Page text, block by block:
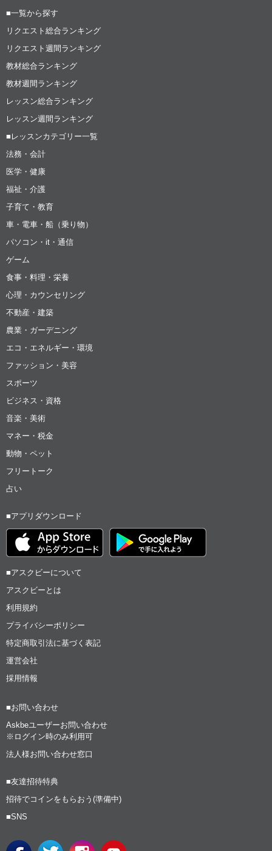
■一覧から探す
リクエスト総合ランキング
リクエスト週間ランキング
教材総合ランキング
教材週間ランキング
レッスン総合ランキング
レッスン週間ランキング
■レッスンカテゴリー一覧
法務・会計
医学・健康
福祉・介護
子育て・教育
車・電車・船（乗り物）
パソコン・it・通信
ゲーム
食事・料理・栄養
心理・カウンセリング
不動産・建築
農業・ガーデニング
エコ・エネルギー・環境
ファッション・美容
スポーツ
ビジネス・資格
音楽・美術
マネー・税金
動物・ペット
フリートーク
占い
■アプリダウンロード
■アスクビーについて
アスクビーとは
利用規約
プライバシーポリシー
特定商取引法に基づく表記
運営会社
採用情報
■お問い合わせ
Askbeユーザーお問い合わせ
※ログイン時のみ利用可
法人様お問い合わせ窓口
■友達招待特典
招待でコインをもらおう(準備中)
■SNS